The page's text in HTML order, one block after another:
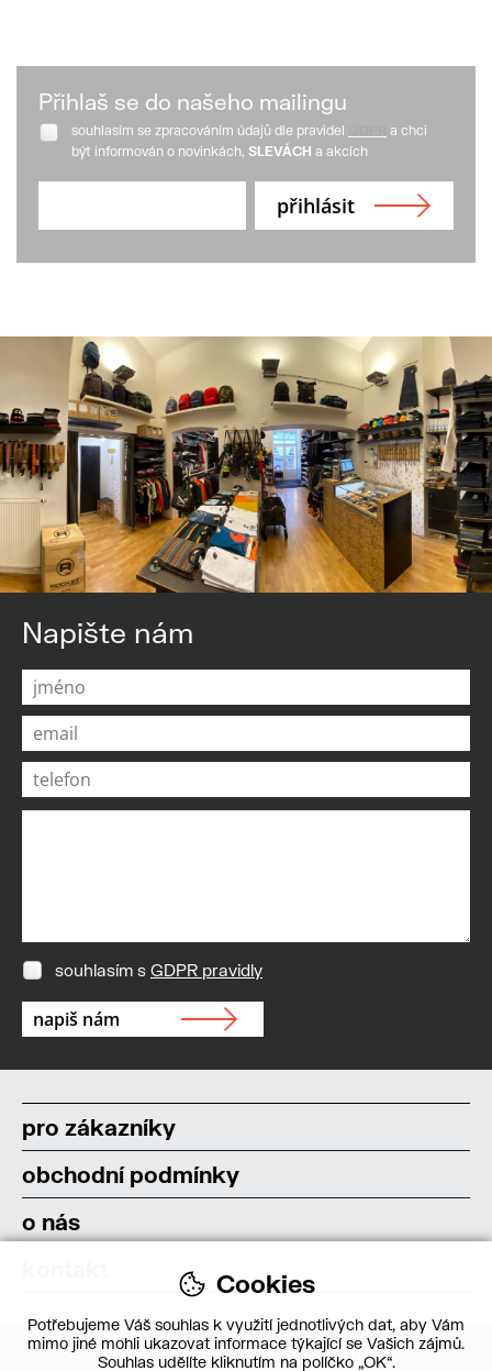
Přihlaš se do našeho mailingu
souhlasím se zpracováním údajů dle pravidel
a chci
být informován o novinkách, SLEVÁCH a akcích
Napište nám
souhlasím s GDPR pravidly
pro zákazníky
obchodní podmínky
o nás
Cookies
Potřebujeme Váš souhlas k využití jednotlivých dat, aby Vám
mimo jiné mohli ukazovat informace týkající se Vašich zájmů.
Souhlas udělíte kliknutím na políčko „OK“.